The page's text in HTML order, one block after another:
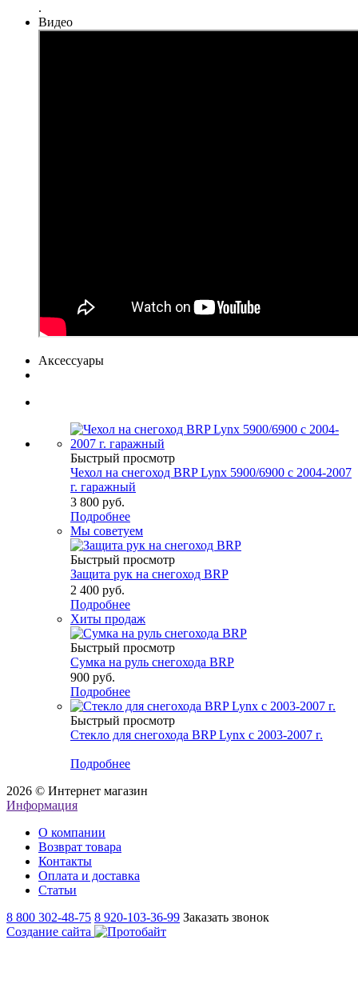
.
Видео
Аксессуары
Быстрый просмотр
Чехол на снегоход BRP Lynx 5900/6900 с 2004-2007
г. гаражный
3 800 руб.
Подробнее
Мы советуем
Быстрый просмотр
Защита рук на снегоход BRP
2 400 руб.
Подробнее
Хиты продаж
Быстрый просмотр
Сумка на руль снегохода BRP
900 руб.
Подробнее
Быстрый просмотр
Стекло для снегохода BRP Lynx с 2003-2007 г.
Подробнее
2026 © Интернет магазин
Информация
О компании
Возврат товара
Контакты
Оплата и доставка
Статьи
8 800 302-48-75 8 920-103-36-99 Заказать звонок
Создание сайта